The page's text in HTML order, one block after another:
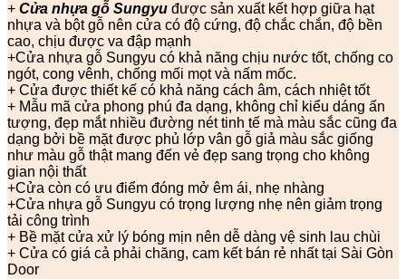
+ Cửa nhựa gỗ Sungyu được sản xuất kết hợp giữa hạt
nhựa và bột gỗ nên cửa có độ cứng, độ chắc chắn, độ bền
cao, chịu được va đập mạnh
+Cửa nhựa gỗ Sungyu có khả năng chịu nước tốt, chống co
ngót, cong vênh, chống mối mọt và nấm mốc.
+ Cửa được thiết kế có khả năng cách âm, cách nhiệt tốt
+ Mẫu mã cửa phong phú đa dạng, không chỉ kiểu dáng ấn
tượng, đẹp mắt nhiều đường nét tinh tế mà màu sắc cũng đa
dạng bởi bề mặt được phủ lớp vân gỗ giả màu sắc giống
như màu gỗ thật mang đến vẻ đẹp sang trọng cho không
gian nội thất
+Cửa còn có ưu điểm đóng mở êm ái, nhẹ nhàng
+Cửa nhựa gỗ Sungyu có trọng lượng nhẹ nên giảm trọng
tải công trình
+ Bề mặt cửa xử lý bóng mịn nên dễ dàng vệ sinh lau chùi
+ Cửa có giá cả phải chăng, cam kết bán rẻ nhất tại Sài Gòn
Door